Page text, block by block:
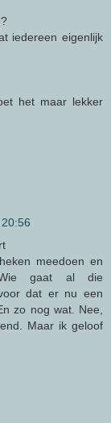
iedereen eigenlijk
het maar lekker
meedoen en
gaat al die
dat er nu een
zo nog wat. Nee,
Maar ik geloof